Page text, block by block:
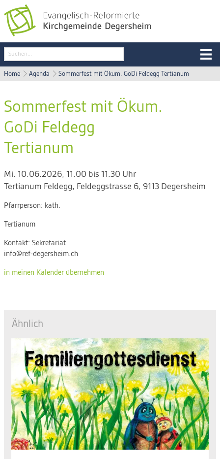
Home Agenda Sommerfest mit Ökum. GoDi Feldegg Tertianum
Sommerfest mit Ökum.
GoDi Feldegg
Tertianum
Mi. 10.06.2026, 11.00 bis 11.30 Uhr
Tertianum Feldegg, Feldeggstrasse 6, 9113 Degersheim
Pfarrperson: kath.
Tertianum
Kontakt: Sekretariat
info@ref-degersheim.ch
in meinen Kalender übernehmen
Ähnlich